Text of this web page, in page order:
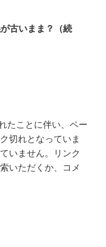
古いまま？（続
たことに伴い、ペー
切れとなっていま
いません。リンク
いただくか、コメ